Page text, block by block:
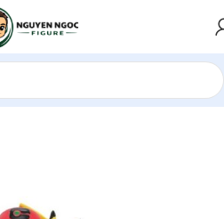
Pokemon Satoshi cầm cúp bản